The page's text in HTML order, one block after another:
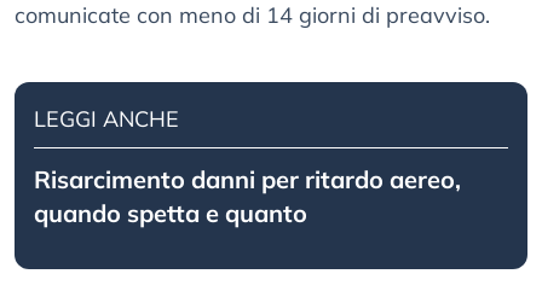
comunicate con meno di 14 giorni di preavviso.
LEGGI ANCHE
Risarcimento danni per ritardo aereo,
quando spetta e quanto